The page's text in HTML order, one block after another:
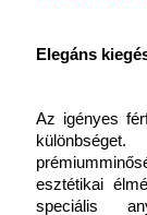
Elegáns
Az igényes
esztétikai
speciális